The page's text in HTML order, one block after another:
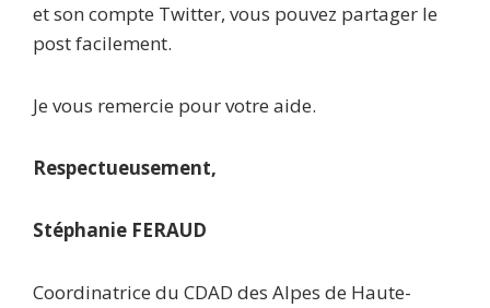
et son compte Twitter, vous pouvez partager le
post facilement.
Je vous remercie pour votre aide.
R‍espectueusement,
Stéphanie FERAUD
Coordinatrice du CDAD des Alpes de Haute-